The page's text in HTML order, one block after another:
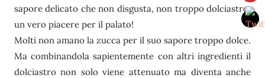
sapore delicato che non disgusta, non troppo dolciastro,
un vero piacere per il palato!
Molti non amano la zucca per il suo sapore troppo dolce.
Ma combinandola sapientemente con altri ingredienti il
dolciastro non solo viene attenuato ma diventa anche